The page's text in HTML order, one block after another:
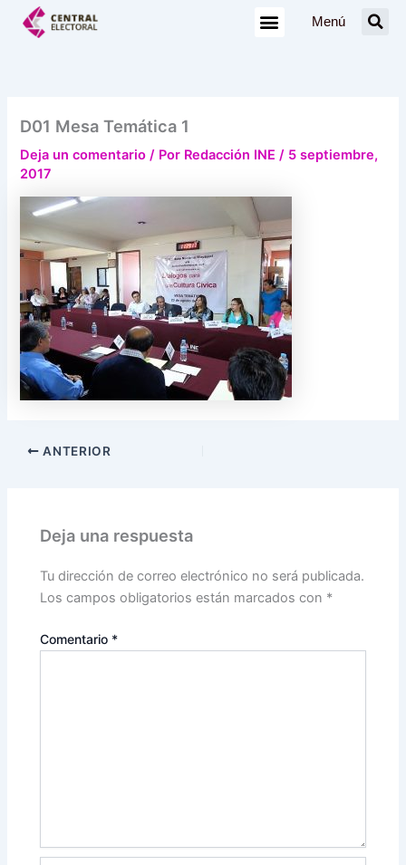
Menú
D01 Mesa Temática 1
Deja un comentario / Por Redacción INE/ 5 septiembre,
2017
ANTERIOR
Deja una respuesta
Tu dirección de correo electrónico no será publicada.
Los campos obligatorios están marcados con *
Comentario *